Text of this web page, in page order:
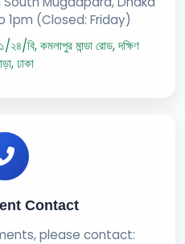
1pm (Closed: Friday)
২৪/বি, কমলাপুর মান্ডা রোড, দক্ষিণ
ঢাকা
Contact
please contact: